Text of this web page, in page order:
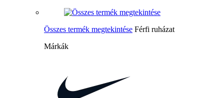
Összes termék megtekintése Férfi ruházat
Márkák